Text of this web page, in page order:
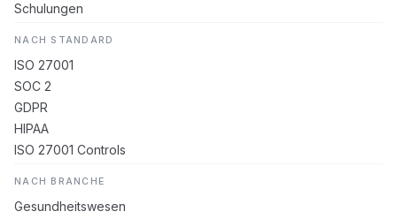
Schulungen
NACH STANDARD
ISO 27001
SOC 2
GDPR
HIPAA
ISO 27001 Controls
NACH BRANCHE
Gesundheitswesen